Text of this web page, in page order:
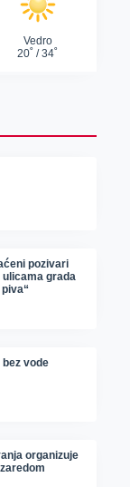
pozivari
grada
bez vode
organizuje